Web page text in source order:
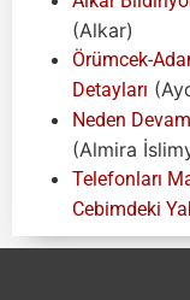
(Alkar)
Örümcek-
Detayları
Neden
(Almira
Telefonları
Cebimdeki